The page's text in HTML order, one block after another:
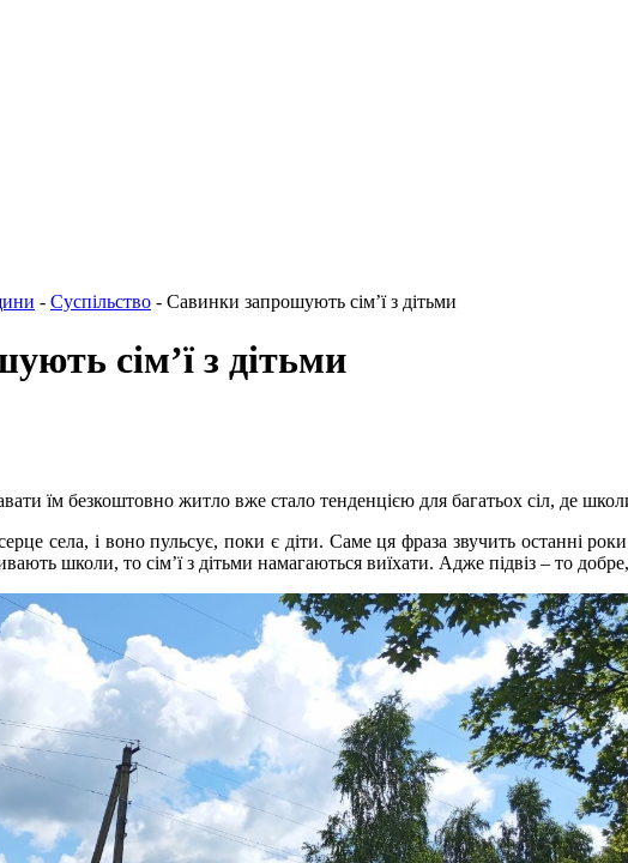
- Суспільство - Савинки запрошують сім’ї з дітьми
сім’ї з дітьми
їм безкоштовно житло вже стало тенденцією для багатьох сіл, де
села, і воно пульсує, поки є діти. Саме ця фраза звучить останні
школи, то сім’ї з дітьми намагаються виїхати. Адже підвіз – то